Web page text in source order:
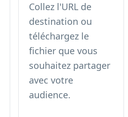
Collez l'URL de
destination ou
téléchargez le
fichier que vous
souhaitez partager
avec votre
audience.